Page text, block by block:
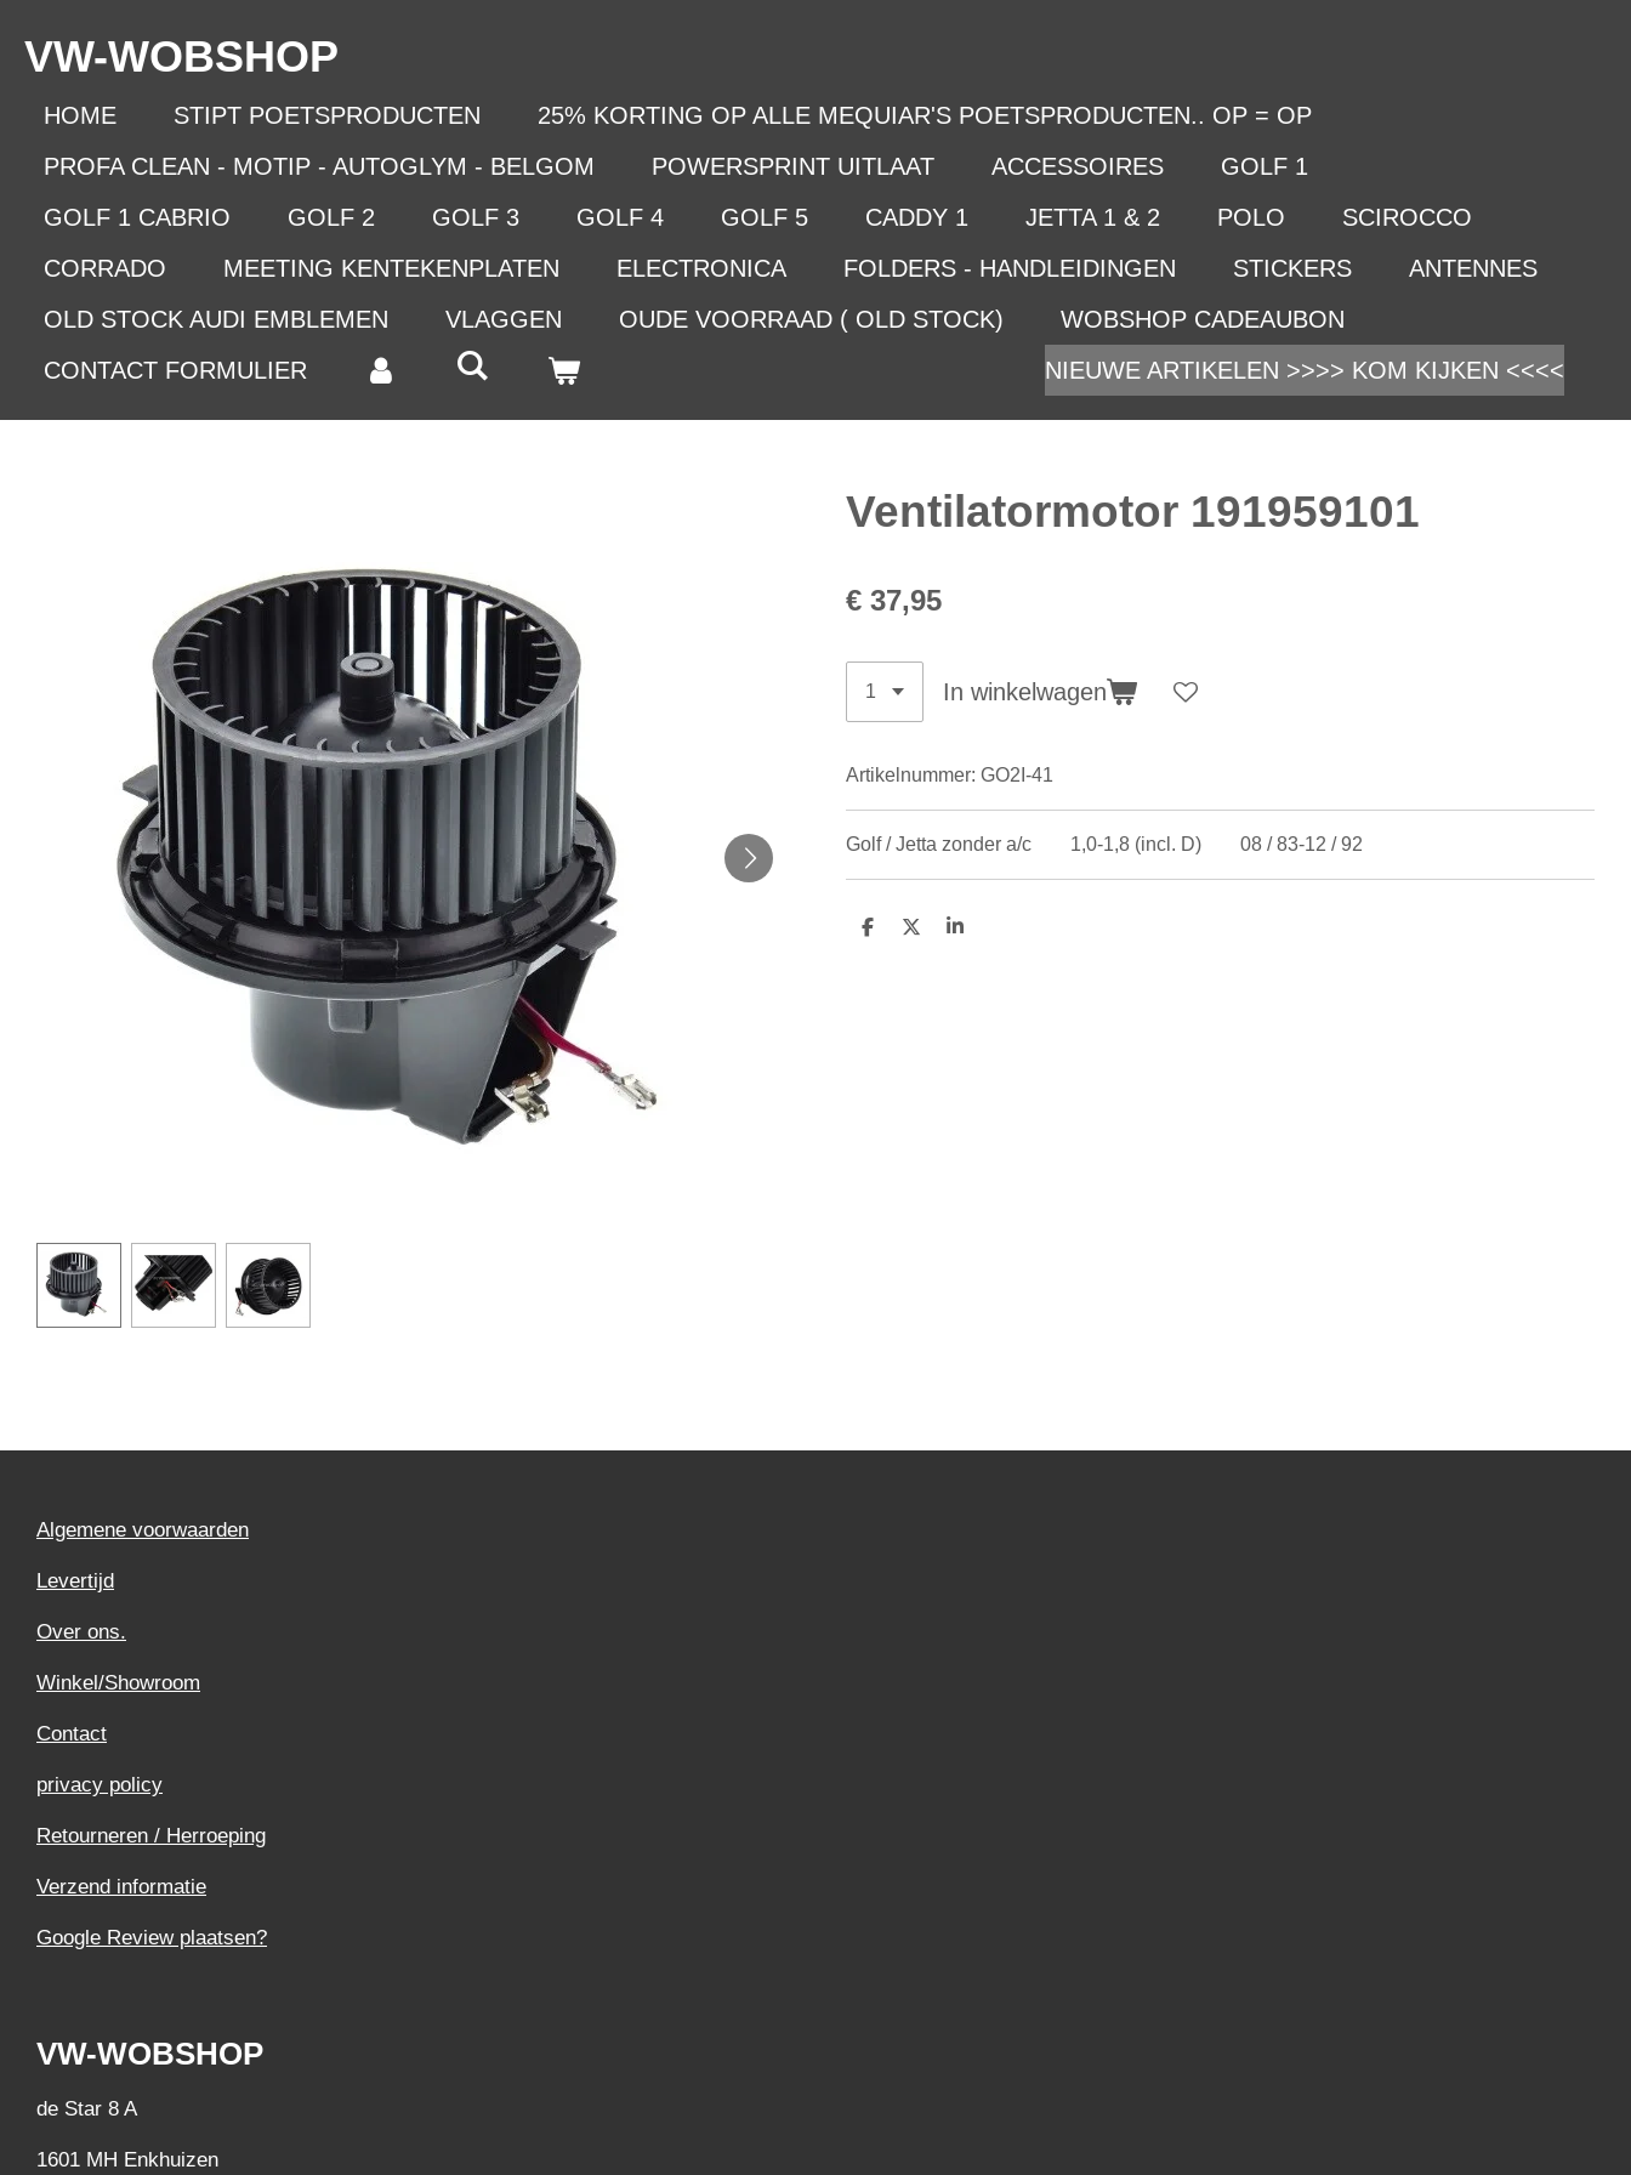
direct
VW-WOBSHOP
HOME STIPT POETSPRODUCTEN
25% KORTING OP ALLE MEQUIAR'S POETSPRODUCTEN.. OP = OP
PROFA CLEAN - MOTIP - AUTOGLYM - BELGOM
POWERSPRINT UITLAAT ACCESSOIRES
GOLF 1
GOLF 1 CABRIO
GOLF 2 GOLF 3 GOLF 4 GOLF 5 CADDY 1 JETTA 1 & 2 POLO
SCIROCCO
CORRADO
MEETING KENTEKENPLATEN ELECTRONICA FOLDERS - HANDLEIDINGEN STICKERS
ANTENNES
OLD STOCK AUDI EMBLEMEN
VLAGGEN OUDE VOORRAAD ( OLD STOCK)
WOBSHOP CADEAUBON
CONTACT FORMULIER
NIEUWE ARTIKELEN >>>> KOM KIJKEN <<<<
Ventilatormotor 191959101
€ 37,95
In winkelwagen
Artikelnummer: GO2I-41
Golf / Jetta zonder a/c 1,0-1,8 (incl. D) 08 / 83-12 / 92
D
D
S
Algemene voorwaarden
Levertijd
Over ons.
Winkel/Showroom
Contact
privacy policy
Retourneren / Herroeping
Verzend informatie
Google Review plaatsen?
VW-WOBSHOP
de Star 8 A
1601 MH Enkhuizen